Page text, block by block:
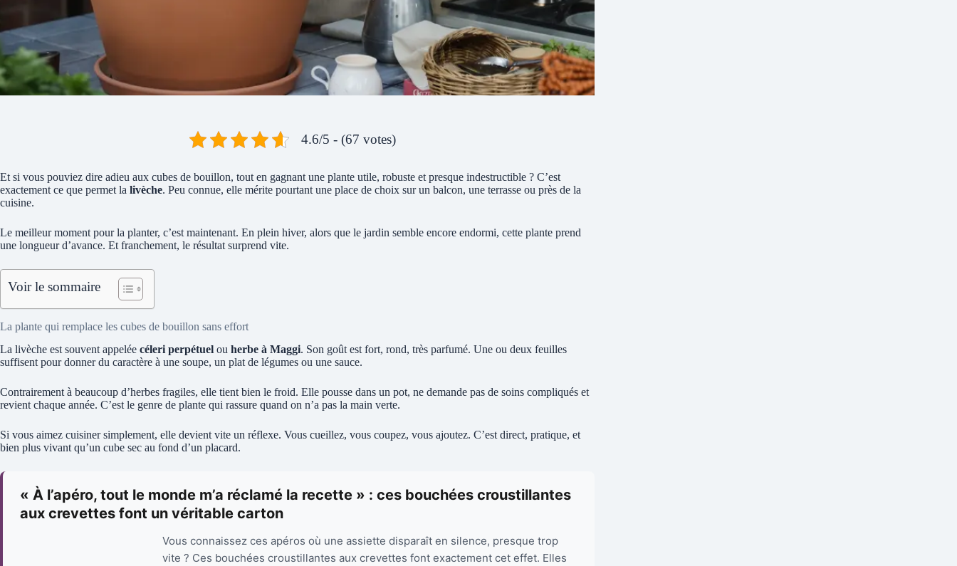
4.6/5 - (67 votes)
Et si vous pouviez dire adieu aux cubes de bouillon, tout en gagnant une plante utile, robuste et presque indestructible ? C’est
exactement ce que permet la livèche. Peu connue, elle mérite pourtant une place de choix sur un balcon, une terrasse ou près de la
cuisine.
Le meilleur moment pour la planter, c’est maintenant. En plein hiver, alors que le jardin semble encore endormi, cette plante prend
une longueur d’avance. Et franchement, le résultat surprend vite.
Voir le sommaire
La plante qui remplace les cubes de bouillon sans effort
La livèche est souvent appelée céleri perpétuel ou herbe à Maggi. Son goût est fort, rond, très parfumé. Une ou deux feuilles
suffisent pour donner du caractère à une soupe, un plat de légumes ou une sauce.
Contrairement à beaucoup d’herbes fragiles, elle tient bien le froid. Elle pousse dans un pot, ne demande pas de soins compliqués et
revient chaque année. C’est le genre de plante qui rassure quand on n’a pas la main verte.
Si vous aimez cuisiner simplement, elle devient vite un réflexe. Vous cueillez, vous coupez, vous ajoutez. C’est direct, pratique, et
bien plus vivant qu’un cube sec au fond d’un placard.
« À l’apéro, tout le monde m’a réclamé la recette » : ces bouchées croustillantes
aux crevettes font un véritable carton
Vous connaissez ces apéros où une assiette disparaît en silence, presque trop
vite ? Ces bouchées croustillantes aux crevettes font exactement cet effet. Elles